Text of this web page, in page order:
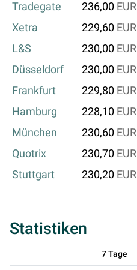
Tradegate
236,00 EUR
Xetra
229,60 EUR
L&S
230,00 EUR
Düsseldorf
230,00 EUR
Frankfurt
229,80 EUR
Hamburg
228,10 EUR
München
230,60 EUR
Quotrix
230,70 EUR
Stuttgart
230,20 EUR
Statistiken
7 Tage